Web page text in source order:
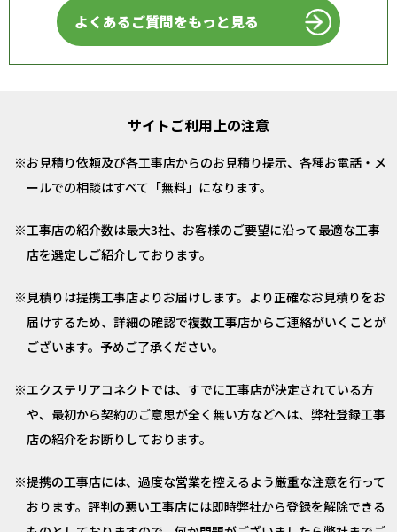
よくあるご質問をもっと見る
サイトご利用上の注意
お見積り依頼及び各工事店からのお見積り提示、各種お電話・メ
ールでの相談はすべて「無料」になります。
工事店の紹介数は最大3社、お客様のご要望に沿って最適な工事
店を選定しご紹介しております。
見積りは提携工事店よりお届けします。より正確なお見積りをお
届けするため、詳細の確認で複数工事店からご連絡がいくことが
ございます。予めご了承ください。
エクステリアコネクトでは、すでに工事店が決定されている方
や、最初から契約のご意思が全く無い方などへは、弊社登録工事
店の紹介をお断りしております。
提携の工事店には、過度な営業を控えるよう厳重な注意を行って
おります。評判の悪い工事店には即時弊社から登録を解除できる